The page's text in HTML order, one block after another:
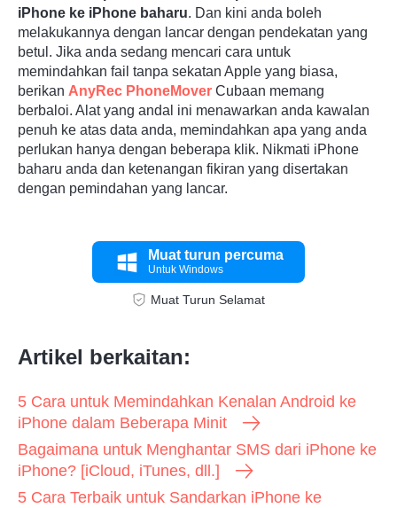
iPhone ke iPhone baharu. Dan kini anda boleh
melakukannya dengan lancar dengan pendekatan yang
betul. Jika anda sedang mencari cara untuk
memindahkan fail tanpa sekatan Apple yang biasa,
berikan AnyRec PhoneMover Cubaan memang
berbaloi. Alat yang andal ini menawarkan anda kawalan
penuh ke atas data anda, memindahkan apa yang anda
perlukan hanya dengan beberapa klik. Nikmati iPhone
baharu anda dan ketenangan fikiran yang disertakan
dengan pemindahan yang lancar.
Muat turun percuma
Untuk Windows
Muat Turun Selamat
Artikel berkaitan:
5 Cara untuk Memindahkan Kenalan Android ke
iPhone dalam Beberapa Minit
Bagaimana untuk Menghantar SMS dari iPhone ke
iPhone? [iCloud, iTunes, dll.]
5 Cara Terbaik untuk Sandarkan iPhone ke